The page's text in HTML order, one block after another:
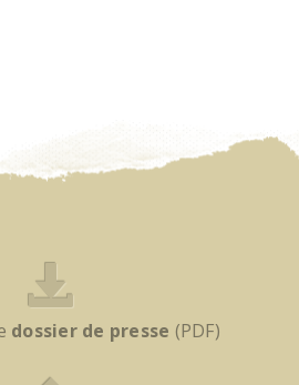
dossier de presse (PDF)